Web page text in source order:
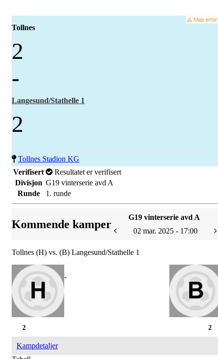
Tollnes
2
-
Langesund/Stathelle 1
2
Tollnes Stadion KG
Verifisert
Resultatet er verifisert
Divisjon G19 vinterserie avd A
Runde
1. runde
Kommende kamper
G19 vinterserie avd A
02 mar. 2025 - 17:00
Tollnes (H) vs. (B) Langesund/Stathelle 1
-
2
2
Kampdetaljer